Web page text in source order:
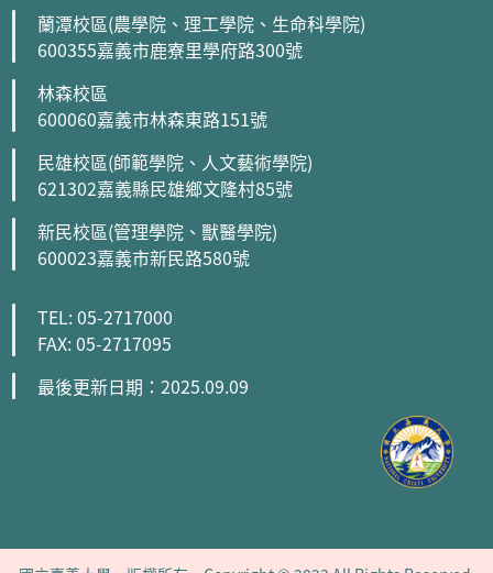
蘭潭校區(農學院、理工學院、生命科學院)
600355嘉義市鹿寮里學府路300號
林森校區
600060嘉義市林森東路151號
民雄校區(師範學院、人文藝術學院)
621302嘉義縣民雄鄉文隆村85號
新民校區(管理學院、獸醫學院)
600023嘉義市新民路580號
TEL: 05-2717000
FAX: 05-2717095
最後更新日期：2025.09.09